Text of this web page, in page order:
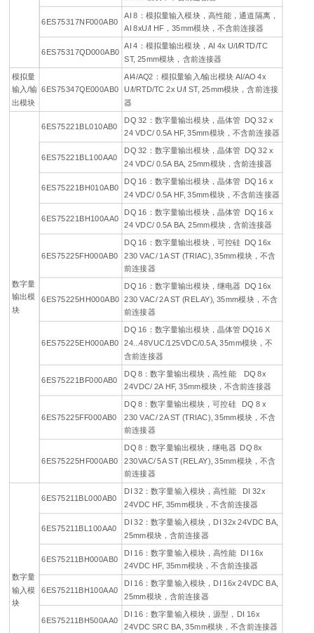
6ES75317NF000AB0
AI 8：模拟量输入模块，高性能，通道隔离，
AI 8xU/I HF，35mm模块，不含前连接器
6ES75317QD000AB0
AI 4：模拟量输出模块，AI 4x U/I/RTD/TC
ST, 25mm模块，含前连接器
模拟量
输入/输
出模块
6ES75347QE000AB0
AI4/AQ2：模拟量输入/输出模块 AI/AO 4x
U/I/RTD/TC 2x U/I ST, 25mm模块，含前连接
器
数字量
输出模
块
6ES75221BL010AB0
DQ 32：数字量输出模块，晶体管 DQ 32 x
24 VDC/ 0.5A HF, 35mm模块，不含前连接器
6ES75221BL100AA0
DQ 32：数字量输出模块，晶体管 DQ 32 x
24 VDC/ 0.5A BA, 25mm模块，含前连接器
6ES75221BH010AB0
DQ 16：数字量输出模块，晶体管 DQ 16 x
24 VDC/ 0.5A HF, 35mm模块，不含前连接器
6ES75221BH100AA0
DQ 16：数字量输出模块，晶体管 DQ 16 x
24 VDC/ 0.5A BA, 25mm模块，含前连接器
6ES75225FH000AB0
DQ 16：数字量输出模块，可控硅 DQ 16x
230 VAC/ 1A ST (TRIAC), 35mm模块，不含
前连接器
6ES75225HH000AB0
DQ 16：数字量输出模块，继电器 DQ 16x
230 VAC/ 2A ST (RELAY), 35mm模块，不含
前连接器
6ES75225EH000AB0
DQ 16：数字量输出模块，晶体管 DQ16 X
24...48VUC/125VDC/0.5A, 35mm模块，不
含前连接器
6ES75221BF000AB0
DQ 8：数字量输出模块，高性能 DQ 8x
24VDC/ 2A HF, 35mm模块，不含前连接器
6ES75225FF000AB0
DQ 8：数字量输出模块，可控硅 DQ 8 x
230 VAC/ 2A ST (TRIAC), 35mm模块，不含
前连接器
6ES75225HF000AB0
DQ 8：数字量输出模块，继电器 DQ 8x
230VAC/ 5A ST (RELAY), 35mm模块，不含
前连接器
数字量
输入模
块
6ES75211BL000AB0
DI 32：数字量输入模块，高性能 DI 32x
24VDC HF, 35mm模块，不含前连接器
6ES75211BL100AA0
DI 32：数字量输入模块，DI 32x 24VDC BA,
25mm模块，含前连接器
6ES75211BH000AB0
DI 16：数字量输入模块，高性能 DI 16x
24VDC HF, 35mm模块，不含前连接器
6ES75211BH100AA0
DI 16：数字量输入模块，DI 16x 24VDC BA,
25mm模块，含前连接器
6ES75211BH500AA0
DI 16：数字量输入模块，源型，DI 16x
24VDC SRC BA, 35mm模块，不含前连接器